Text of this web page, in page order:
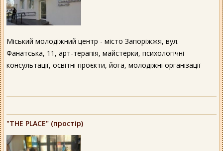
Міський молодіжний центр - місто Запоріжжя, вул.
Фанатська, 11, арт-терапія, майстерки, психологічні
консультації, освітні проєкти, йога, молодіжні організації
"THE PLACE" (простір)